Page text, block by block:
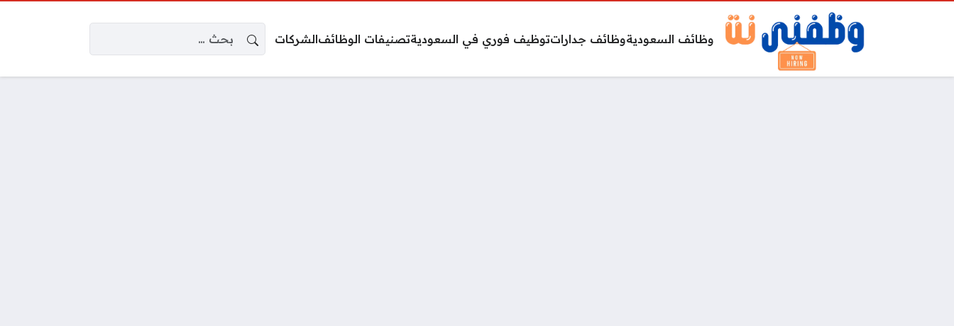
وظائف السعوديةوظائف جداراتتوظيف فوري في السعوديةتصنيفات الوظائفالشركات
البحث عن: